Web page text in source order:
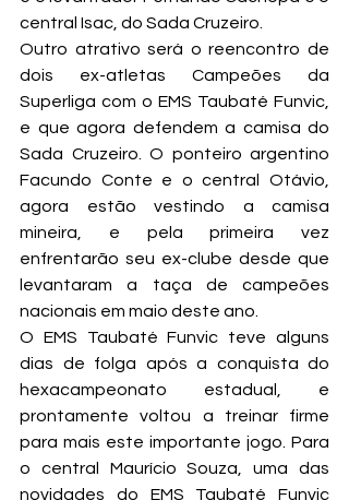
central Isac, do Sada Cruzeiro.
Outro atrativo será o reencontro de
dois ex-atletas Campeões da
Superliga com o EMS Taubaté Funvic,
e que agora defendem a camisa do
Sada Cruzeiro. O ponteiro argentino
Facundo Conte e o central Otávio,
agora estão vestindo a camisa
mineira, e pela primeira vez
enfrentarão seu ex-clube desde que
levantaram a taça de campeões
nacionais em maio deste ano.
O EMS Taubaté Funvic teve alguns
dias de folga após a conquista do
hexacampeonato estadual, e
prontamente voltou a treinar firme
para mais este importante jogo. Para
o central Maurício Souza, uma das
novidades do EMS Taubaté Funvic